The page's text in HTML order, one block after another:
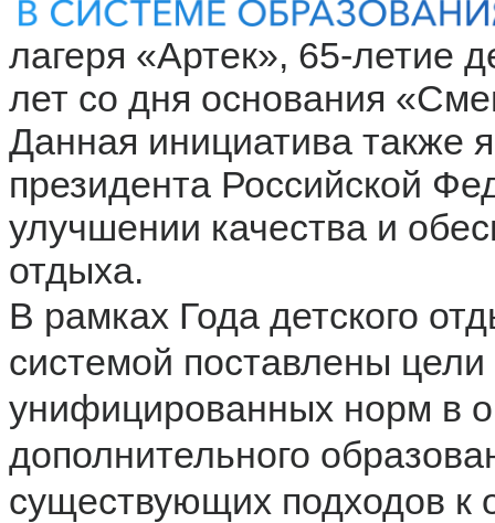
лагеря «Артек», 65-летие
лет со дня основания
Данная инициатива также
президента Российской
улучшении качества и
отдыха.
В рамках Года детского
системой поставлены цели
унифицированных норм в
дополнительного
существующих подходов к